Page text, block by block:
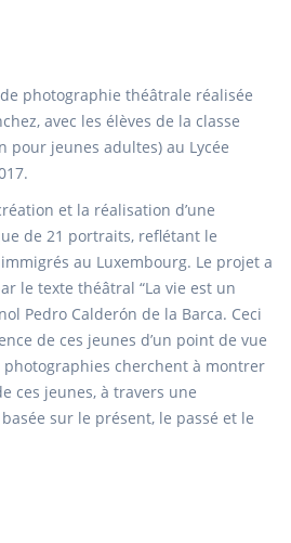
de photographie théâtrale réalisée
avec les élèves de la classe
pour jeunes adultes) au Lycée
et la réalisation d’une
de 21 portraits, reflétant le
au Luxembourg. Le projet a
le texte théâtral “La vie est un
Pedro Calderón de la Barca. Ceci
de ces jeunes d’un point de vue
cherchent à montrer
ces jeunes, à travers une
sur le présent, le passé et le